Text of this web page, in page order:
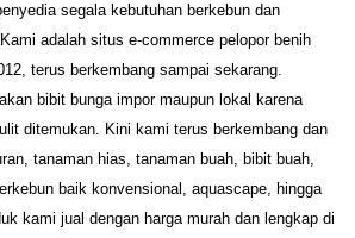
segala kebutuhan berkebun dan
adalah situs e-commerce pelopor benih
terus berkembang sampai sekarang.
bibit bunga impor maupun lokal karena
ditemukan. Kini kami terus berkembang dan
tanaman hias, tanaman buah, bibit buah,
baik konvensional, aquascape, hingga
kami jual dengan harga murah dan lengkap di